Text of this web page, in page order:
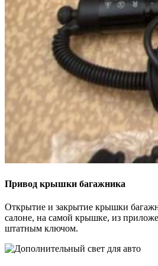
Привод крышки багажника
Открытие и закрытие крышки
салоне, на самой крышке, из
штатным ключом.